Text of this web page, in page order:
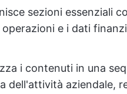
sezioni essenziali
e i dati
i contenuti in una
dell'attività aziendale,